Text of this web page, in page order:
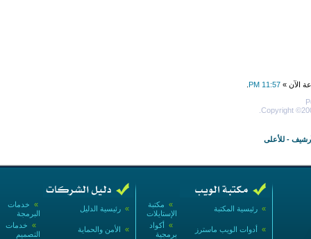
الآن » 11:57 PM
Copyright
- للأعلى
» خدمات
البرمجة
» رئيسية الدليل
» خدمات
التصميم
» الأمن والحماية
» مكتبة
الإستايلات
» رئيسية المكتبة
» أكواد
برمجية
» أدوات الويب ماسترز